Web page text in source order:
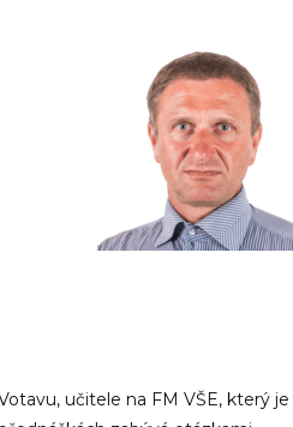
učitele na FM VŠE, který je